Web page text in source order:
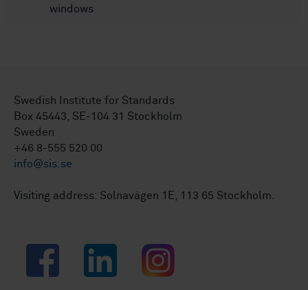
windows
Swedish Institute for Standards
Box 45443, SE-104 31 Stockholm
Sweden
+46 8-555 520 00
info@sis.se
Visiting address: Solnavägen 1E, 113 65 Stockholm.
Facebook LinkedIn Instagram